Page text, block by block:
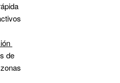
de